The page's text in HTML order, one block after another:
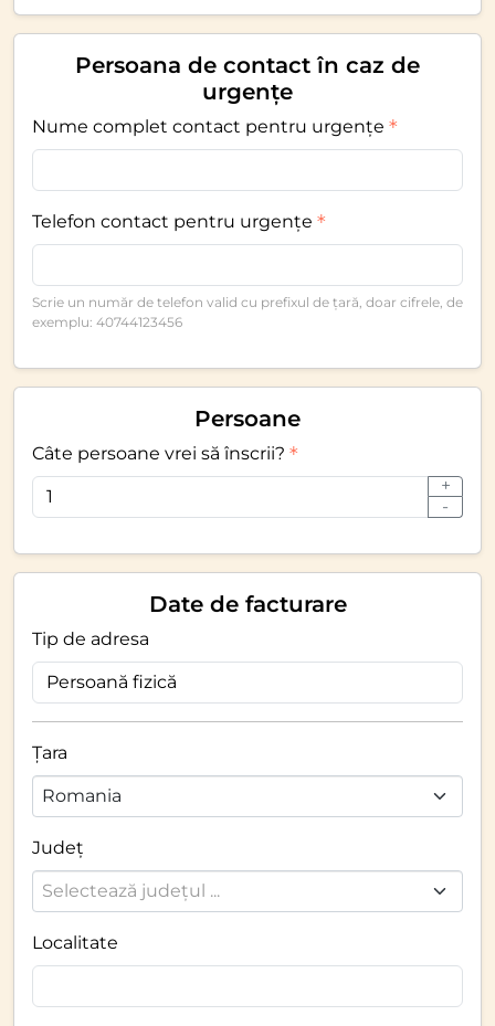
Persoana de contact în caz de
urgențe
Nume complet contact pentru urgențe
Telefon contact pentru urgențe
Scrie un număr de telefon valid cu prefixul de țară, doar cifrele, de
exemplu: 40744123456
Persoane
Câte persoane vrei să înscrii?
+
-
Date de facturare
Tip de adresa
Țara
Romania
Județ
Selectează județul ...
Localitate